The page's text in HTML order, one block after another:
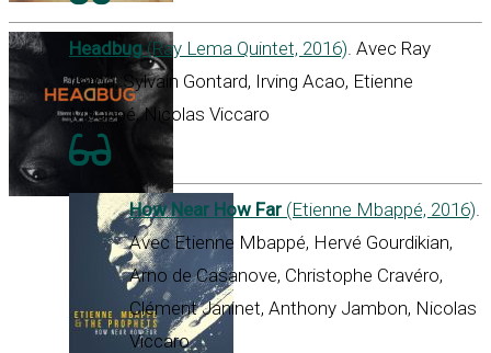
Headbug(Ray Lema Quintet, 2016). Avec Ray
Lema, Sylvain Gontard, Irving Acao, Etienne
Mbappé, Nicolas Viccaro
How Near How Far (Etienne Mbappé, 2016).
Avec Etienne Mbappé, Hervé Gourdikian,
Arno de Casanove, Christophe Cravéro,
Clément Janinet, Anthony Jambon, Nicolas
Viccaro